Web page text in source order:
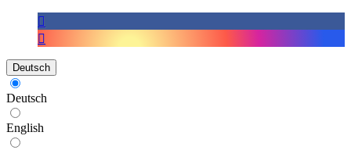
Deutsch
Deutsch
English